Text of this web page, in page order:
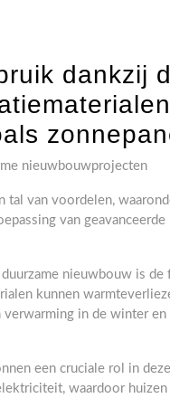
dankzij
nieuwbouwprojecten
tal van voordelen,
van
duurzame nieuwbouw is
kunnen
verwarming in de winter
een cruciale rol in
waardoor